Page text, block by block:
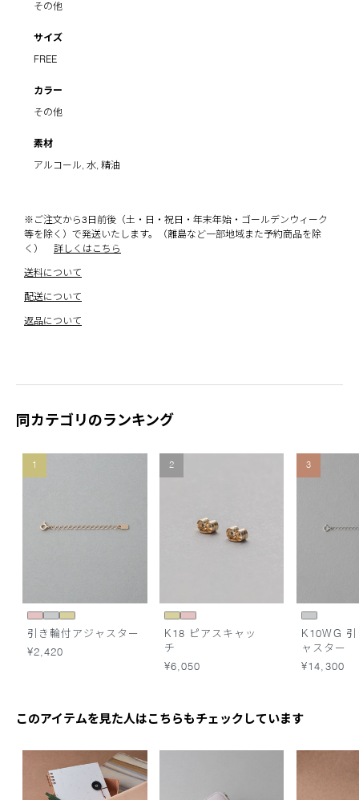
その他
サイズ
FREE
カラー
その他
素材
アルコール, 水, 精油
※ご注文から3日前後（土・日・祝日・年末年始・ゴールデンウィーク
等を除く）で発送いたします。（離島など一部地域また予約商品を除
く）
詳しくはこちら
送料について
配送について
返品について
同カテゴリのランキング
1
引き輪付アジャスター
¥2,420
2
K18 ピアスキャッ
チ
¥6,050
3
K10WG
ャスター
¥14,300
このアイテムを見た人はこちらもチェックしています